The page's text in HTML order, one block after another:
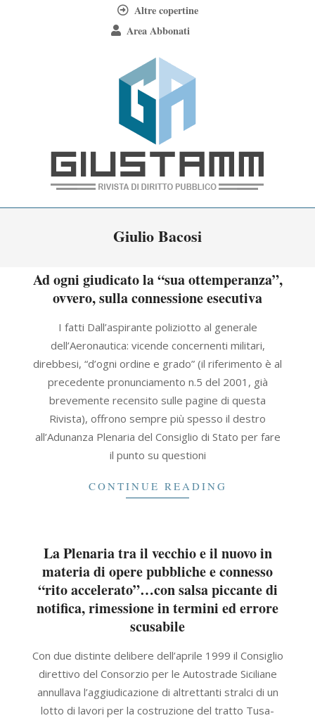
Altre copertine
Area Abbonati
Giustamm
Giulio Bacosi
Ad ogni giudicato la “sua ottemperanza”,
ovvero, sulla connessione esecutiva
I fatti Dall’aspirante poliziotto al generale
dell’Aeronautica: vicende concernenti militari,
direbbesi, “d’ogni ordine e grado” (il riferimento è al
precedente pronunciamento n.5 del 2001, già
brevemente recensito sulle pagine di questa
Rivista), offrono sempre più spesso il destro
all’Adunanza Plenaria del Consiglio di Stato per fare
il punto su questioni
CONTINUE READING
La Plenaria tra il vecchio e il nuovo in
materia di opere pubbliche e connesso
“rito accelerato”…con salsa piccante di
notifica, rimessione in termini ed errore
scusabile
09-
30
Con due distinte delibere dell’aprile 1999 il Consiglio
direttivo del Consorzio per le Autostrade Siciliane
annullava l’aggiudicazione di altrettanti stralci di un
lotto di lavori per la costruzione del tratto Tusa-